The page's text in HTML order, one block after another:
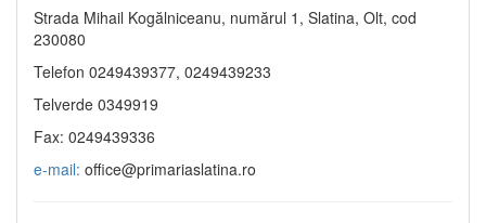
Strada Mihail Kogălniceanu, numărul 1, Slatina, Olt, cod
230080
Telefon 0249439377, 0249439233
Telverde 0349919
Fax: 0249439336
e-mail: office@primariaslatina.ro